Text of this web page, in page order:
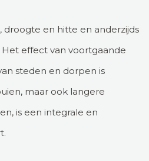
en hitte en anderzijds
effect van voortgaande
steden en dorpen is
maar ook langere
is een integrale en